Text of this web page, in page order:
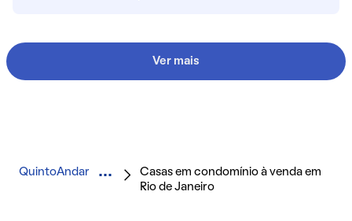
Ver mais
QuintoAndar
Casas em condomínio à venda em
Rio de Janeiro